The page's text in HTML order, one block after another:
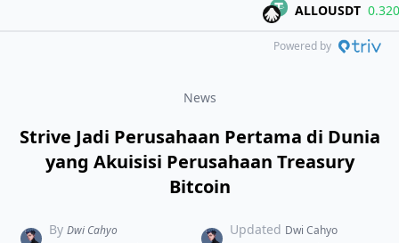
ALLOUSDT 0.3206
Powered by
News
Strive Jadi Perusahaan Pertama di Dunia
yang Akuisisi Perusahaan Treasury
Bitcoin
By Dwi Cahyo
Updated Dwi Cahyo